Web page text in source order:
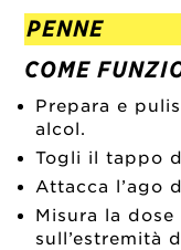
PENNE
COME
Prepara e
alcol.
Togli il tappo
Attacca l’ago
Misura la
sull’estremità